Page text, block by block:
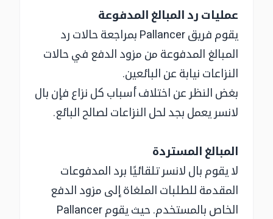
عمليات رد المبالغ المدفوعة
يقوم فريق Pallancer بمراجعة حالات رد
المبالغ المدفوعة من مزود الدفع في حالات
النزاعات نيابة عن البائعين.
بغض النظر عن اختلاف أسباب كل نزاع فإن بال
لانسر يعمل بجد لحل النزاعات لصالح البائع.
المبالغ المستردة
لا يقوم بال لانسر تلقائيًا برد المدفوعات
المقدمة للطلبات الملغاة إلى مزود الدفع
الخاص بالمستخدم. حيث يقوم Pallancer